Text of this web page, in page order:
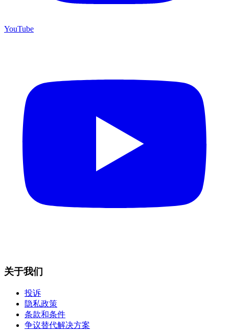
YouTube
关于我们
投诉
隐私政策
条款和条件
争议替代解决方案